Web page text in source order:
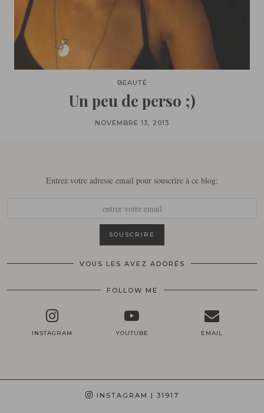
BEAUTÉ
Un peu de perso ;)
NOVEMBRE 13, 2013
Entrez votre adresse email pour souscrire à ce blog:
VOUS LES AVEZ ADORÉS
FOLLOW ME
INSTAGRAM YOUTUBE EMAIL
INSTAGRAM | 31917